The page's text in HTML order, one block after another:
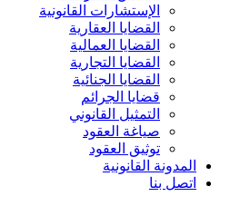
الإستشارات القانونية
القضايا العقارية
القضايا العمالية
القضايا التجارية
القضايا الجنائية
قضايا الجرائم
التمثيل القانوني
صياغة العقود
توثيق العقود
المدونة القانونية
اتصل بنا